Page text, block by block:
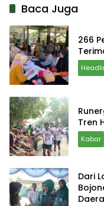
Baca Juga
266
Tren
Kabar
Dari